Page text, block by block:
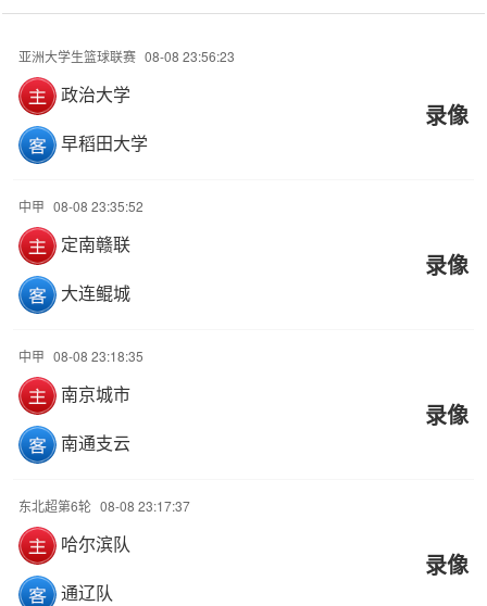
亚洲大学生篮球联赛 08-08 23:56:23
政治大学
早稻田大学
录像
中甲 08-08 23:35:52
定南赣联
大连鲲城
录像
中甲 08-08 23:18:35
南京城市
南通支云
录像
东北超第6轮 08-08 23:17:37
哈尔滨队
通辽队
录像